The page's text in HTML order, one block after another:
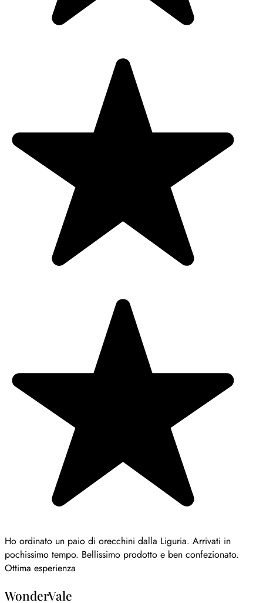
Ho ordinato un paio di orecchini dalla Liguria. Arrivati in
pochissimo tempo. Bellissimo prodotto e ben confezionato.
Ottima esperienza
WonderVale